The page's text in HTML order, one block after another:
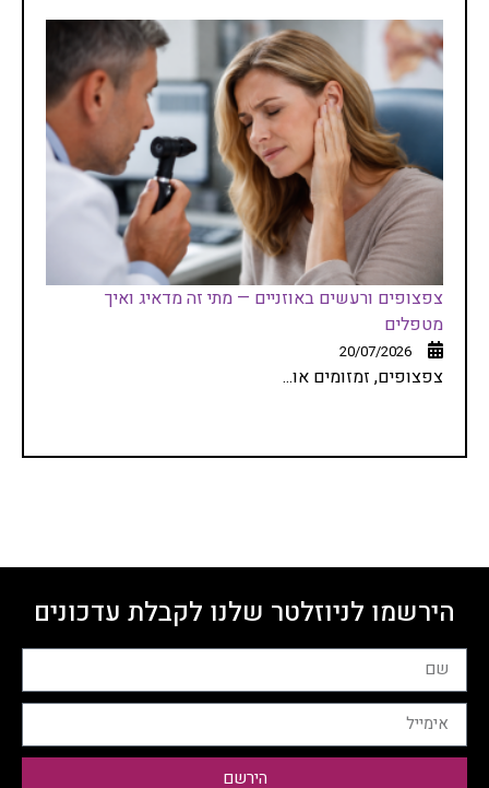
צפצופים ורעשים באוזניים — מתי זה מדאיג ואיך
מטפלים
20/07/2026
צפצופים, זמזומים או...
הירשמו לניוזלטר שלנו לקבלת עדכונים
הירשם